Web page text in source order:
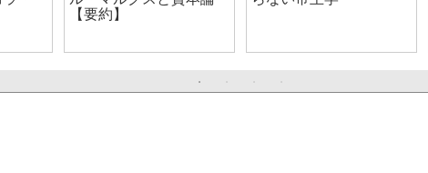
【要約】